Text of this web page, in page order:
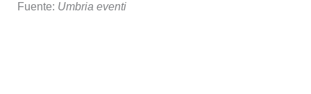
Fuente: Umbria eventi